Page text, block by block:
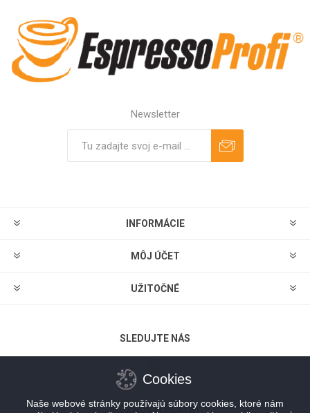
Newsletter
INFORMÁCIE
MÔJ ÚČET
UŽITOČNÉ
SLEDUJTE NÁS
MOŽNOSTI PLATBY
Cookies
Naše webové stránky používajú súbory cookies, ktoré nám